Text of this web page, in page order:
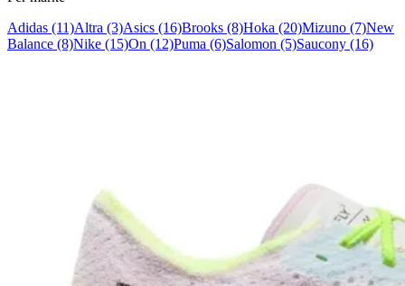
Adidas (11)Altra (3)Asics (16)Brooks (8)Hoka (20)Mizuno (7)New
Balance (8)Nike (15)On (12)Puma (6)Salomon (5)Saucony (16)